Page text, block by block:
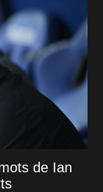
de Ian